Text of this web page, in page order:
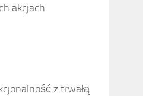
akcjach
z trwałą